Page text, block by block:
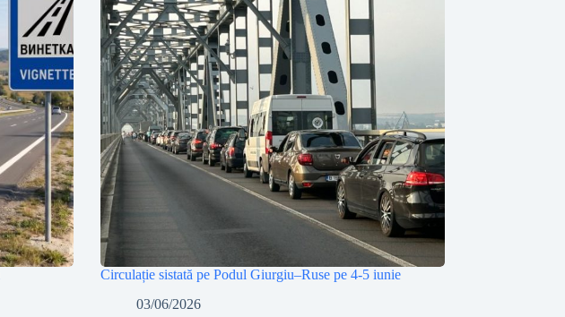
Circulație sistată pe Podul Giurgiu–Ruse pe 4-5 iunie
03/06/2026